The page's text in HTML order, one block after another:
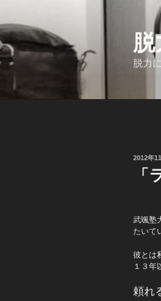
ン
テ
ン
ツ
脱力
投
2012年
「
武颯塾
たいて
彼とは
１３年
頼れ